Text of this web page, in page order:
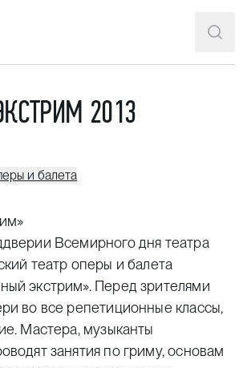
театр оперы и балета
2013
и балета
Всемирного дня театра
театр оперы и балета
экстрим». Перед зрителями
во все репетиционные классы,
Мастера, музыканты
занятия по гриму, основам